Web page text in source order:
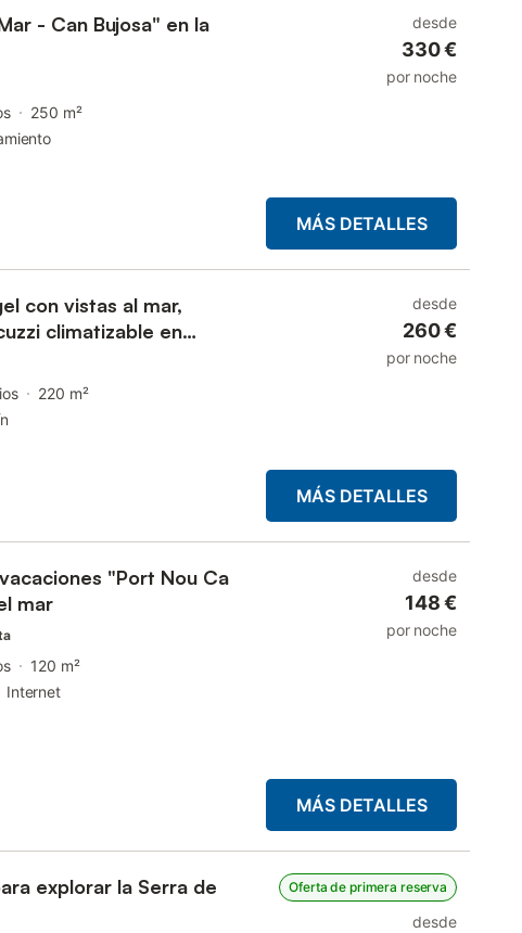
- Can Bujosa" en la
250 m²
desde
330 €
por noche
MÁS DETALLES
con vistas al mar,
climatizable en
220 m²
desde
260 €
por noche
MÁS DETALLES
"Port Nou Ca
mar
120 m²
Internet
desde
148 €
por noche
MÁS DETALLES
explorar la Serra de
Oferta de primera reserva
desde